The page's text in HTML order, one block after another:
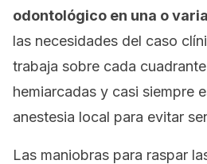
odontológico en una o
las necesidades del caso
trabaja sobre cada
hemiarcadas y casi siempre
anestesia local para evitar
Las maniobras para raspar